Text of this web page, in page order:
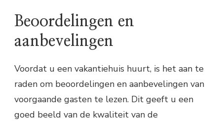
Beoordelingen en
aanbevelingen
Voordat u een vakantiehuis huurt, is het aan te
raden om beoordelingen en aanbevelingen van
voorgaande gasten te lezen. Dit geeft u een
goed beeld van de kwaliteit van de